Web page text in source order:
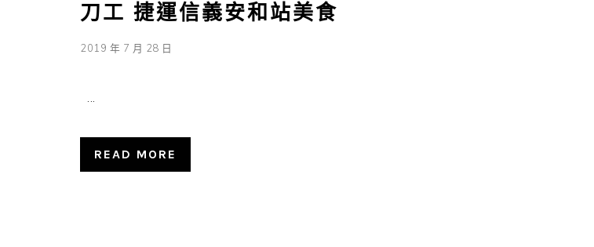
刀工 捷運信義安和站美食
2019 年 7 月 28 日
...
READ MORE